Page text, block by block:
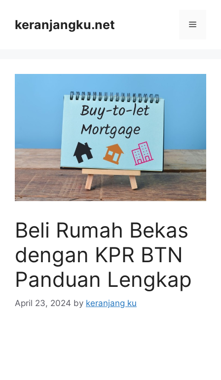
contentkeranjangku.net Menu
Beli Rumah Bekas
dengan KPR BTN
Panduan Lengkap
April 23, 2024 by keranjang ku